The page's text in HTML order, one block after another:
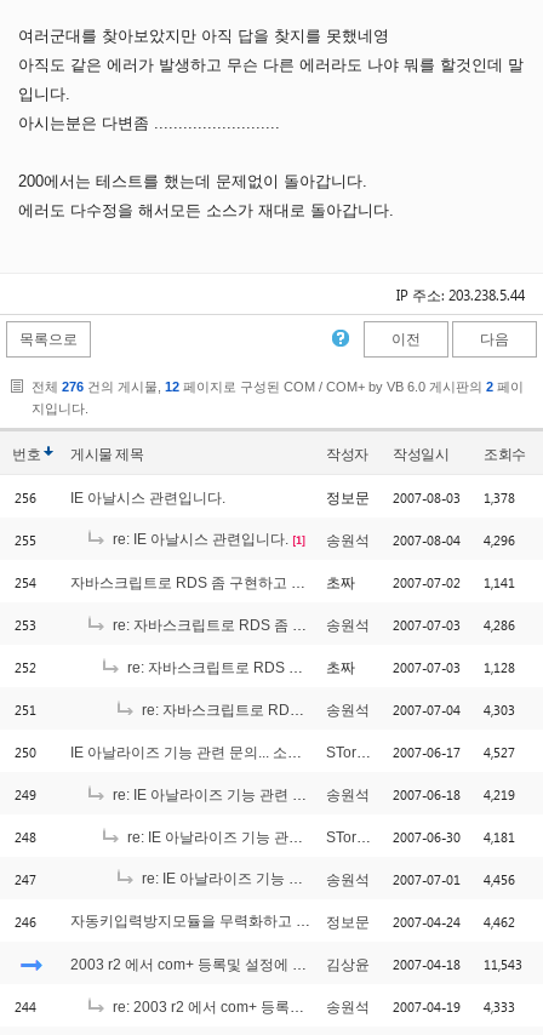
여러군대를 찾아보았지만 아직 답을 찾지를 못했네영
아직도 같은 에러가 발생하고 무슨 다른 에러라도 나야 뭐를 할것인데 말
입니다.
아시는분은 다변좀 ..........................
200에서는 테스트를 했는데 문제없이 돌아갑니다.
에러도 다수정을 해서모든 소스가 재대로 돌아갑니다.
IP 주소: 203.238.5.44
목록으로 이전 다음
전체 276 건의 게시물, 12 페이지로 구성된 COM / COM+ by VB 6.0 게시판의 2 페이
지입니다.
번호 게시물제목 작성자 작성일시 조회수
256 IE 아날시스 관련입니다. 정보문 2007-08-03 1,378
255 re: IE 아날시스 관련입니다. [1] 송원석 2007-08-04 4,296
254 자바스크립트로 RDS 좀 구현하고 싶은데.... 초짜 2007-07-02 1,141
253 re: 자바스크립트로 RDS 좀 구현하고 싶은데.... 송원석 2007-07-03 4,286
252 re: 자바스크립트로 RDS 좀 구현하고 싶은데.... 초짜 2007-07-03 1,128
251 re: 자바스크립트로 RDS 좀 구현하고 싶은데.... 송원석 2007-07-04 4,303
250 IE 아날라이즈 기능 관련 문의... 소스 문의... STormer 2007-06-17 4,527
249 re: IE 아날라이즈 기능 관련 문의... 소스 문의... 송원석 2007-06-18 4,219
248 re: IE 아날라이즈 기능 관련 문의... 소스 문의... STormer 2007-06-30 4,181
247 re: IE 아날라이즈 기능 관련 문의... 소스 문의... [1]
송원석 2007-07-01 4,456
246 자동키입력방지모듈을 무력화하고 싶어요 [1]
정보문 2007-04-24 4,462
2003 r2 에서 com+ 등록및 설정에 관해서 김상윤 2007-04-18 11,543
244 re: 2003 r2 에서 com+ 등록및 설정에 관해서 송원석 2007-04-19 4,333